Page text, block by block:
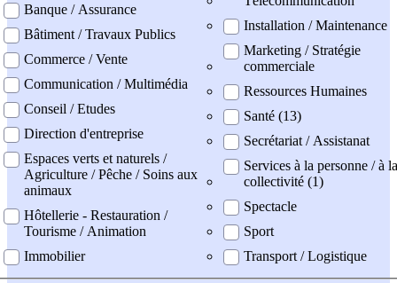
Banque / Assurance
Bâtiment / Travaux Publics
Commerce / Vente
Communication / Multimédia
Conseil / Etudes
Direction d'entreprise
Espaces verts et naturels /
Agriculture / Pêche / Soins aux
animaux
Hôtellerie - Restauration /
Tourisme / Animation
Immobilier
Installation / Maintenance
Marketing / Stratégie
commerciale
Ressources Humaines
Santé (13)
Secrétariat / Assistanat
Services à la personne / à la
collectivité (1)
Spectacle
Sport
Transport / Logistique